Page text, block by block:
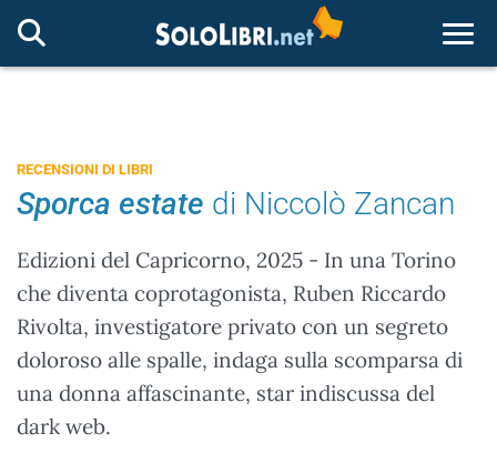
RECENSIONI DI LIBRI
Sporca estate di Niccolò Zancan
Edizioni del Capricorno, 2025 - In una Torino
che diventa coprotagonista, Ruben Riccardo
Rivolta, investigatore privato con un segreto
doloroso alle spalle, indaga sulla scomparsa di
una donna affascinante, star indiscussa del
dark web.